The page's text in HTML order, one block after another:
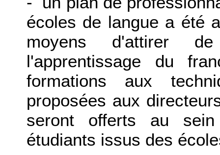
écoles de langue a été
moyens d'attirer
l'apprentissage du
formations aux
proposées aux
seront offerts au
étudiants issus des